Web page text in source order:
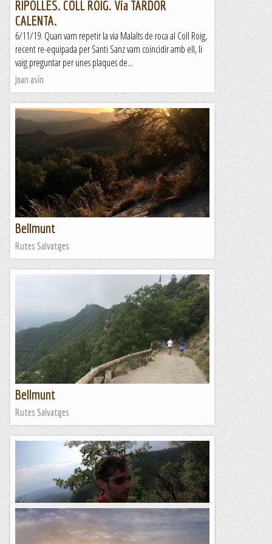
RIPOLLÈS. COLL ROIG. Via TARDOR
CALENTA.
6/11/19. Quan vam repetir la via Malalts de roca al Coll Roig,
recent re-equipada per Santi Sanz vam coincidir amb ell, li
vaig preguntar per unes plaques de...
Joan asín
Bellmunt
Rutes Salvatges
Bellmunt
Rutes Salvatges